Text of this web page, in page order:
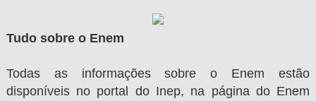
Tudo sobre o Enem
Todas as informações sobre o Enem estão
disponíveis no portal do Inep, na página do Enem